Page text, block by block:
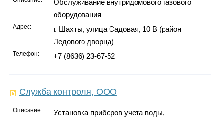
Обслуживание внутридомового газового
оборудования
Адрес:
г. Шахты, улица Садовая, 10 В (район
Ледового дворца)
Телефон: +7 (8636) 23-67-52
Служба контроля, ООО
Описание:
Установка приборов учета воды,